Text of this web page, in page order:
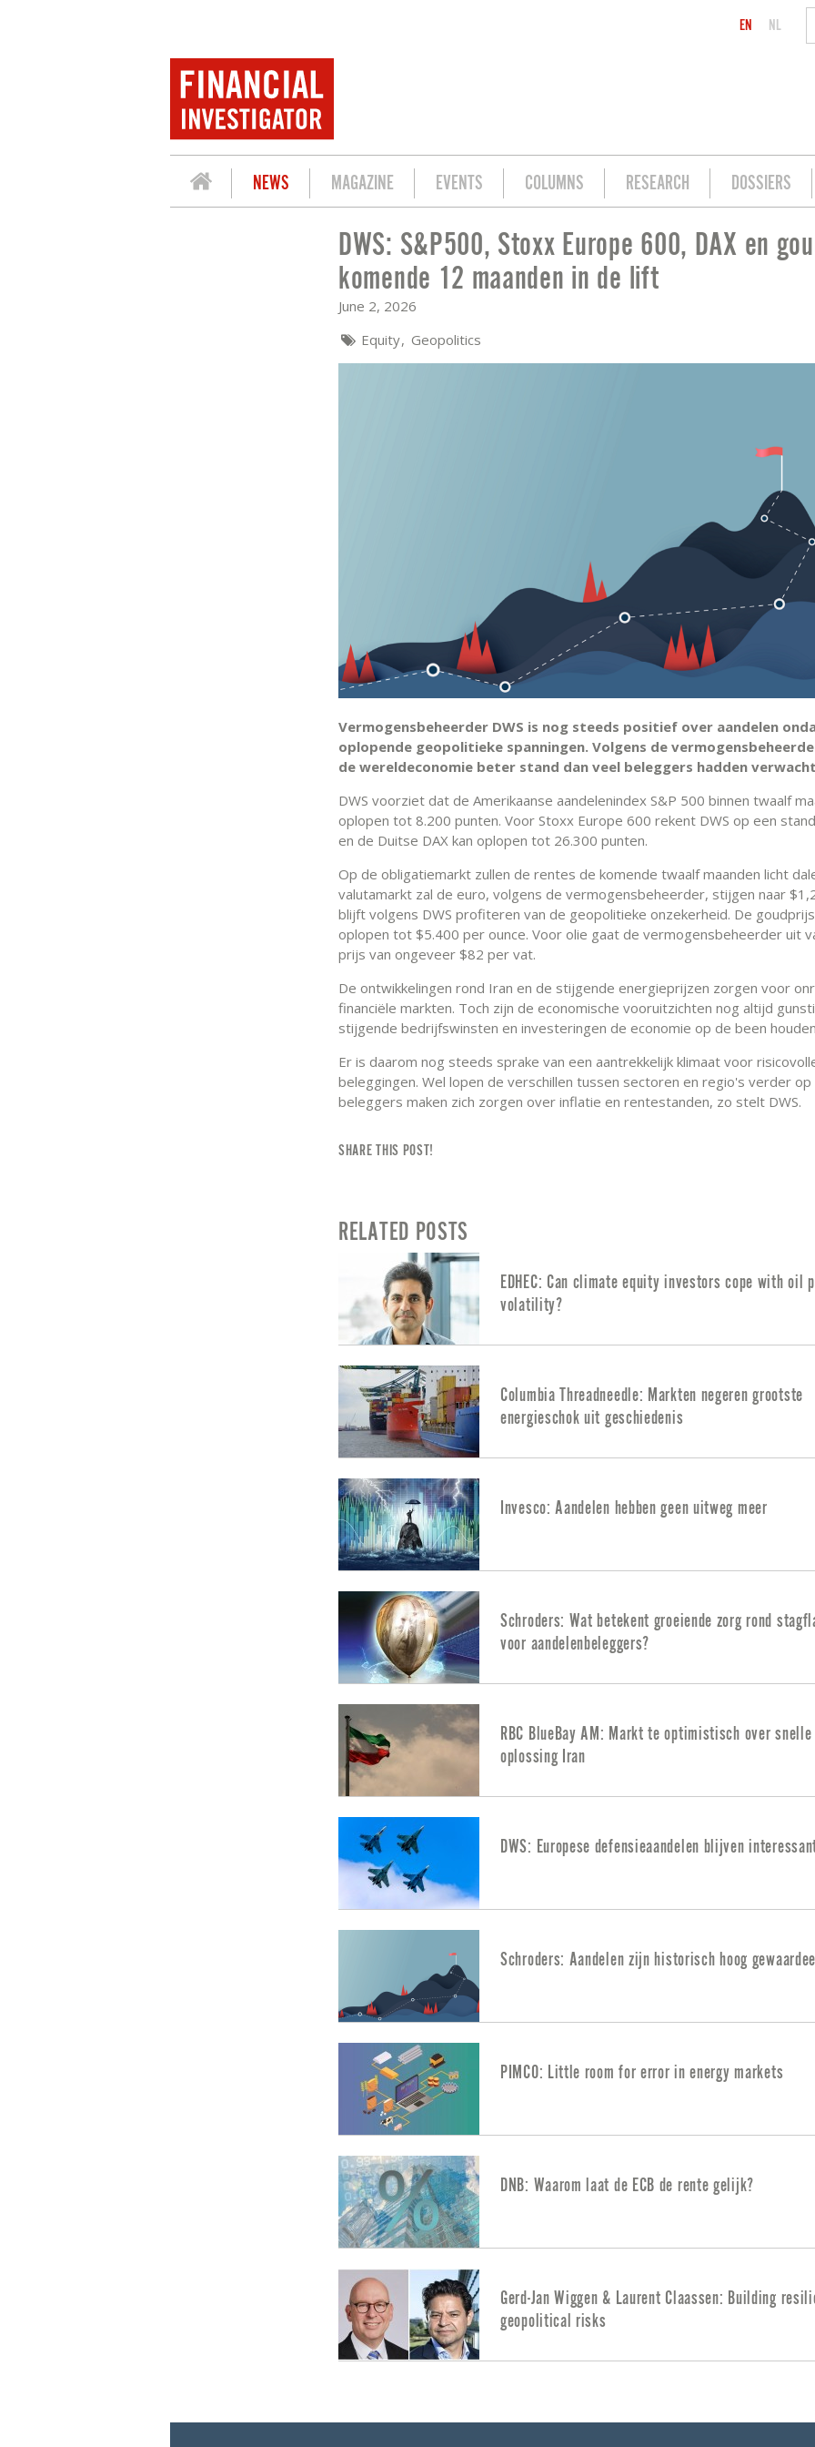
EN NL
NEWS MAGAZINE EVENTS COLUMNS RESEARCH DOSSIERS
DWS: S&P500, STOXX EUROPE 600, DAX EN GOUD KOMENDE 12 MAANDEN IN
DWS: S&P500, Stoxx Europe 600, DAX en
komende 12 maanden in de lift
June 2, 2026
Equity Geopolitics
Vermogensbeheerder DWS is nog steeds positief over aandelen
oplopende geopolitieke spanningen. Volgens de
de wereldeconomie beter stand dan veel beleggers hadden
DWS voorziet dat de Amerikaanse aandelenindex S&P 500 binnen twaalf
oplopen tot 8.200 punten. Voor Stoxx Europe 600 rekent DWS op een
en de Duitse DAX kan oplopen tot 26.300 punten.
Op de obligatiemarkt zullen de rentes de komende twaalf maanden licht
valutamarkt zal de euro, volgens de vermogensbeheerder, stijgen naar
blijft volgens DWS profiteren van de geopolitieke onzekerheid. De
oplopen tot $5.400 per ounce. Voor olie gaat de vermogensbeheerder uit
prijs van ongeveer $82 per vat.
De ontwikkelingen rond Iran en de stijgende energieprijzen zorgen voor
financiële markten. Toch zijn de economische vooruitzichten nog altijd
stijgende bedrijfswinsten en investeringen de economie op de been
Er is daarom nog steeds sprake van een aantrekkelijk klimaat voor
beleggingen. Wel lopen de verschillen tussen sectoren en regio's verder op
beleggers maken zich zorgen over inflatie en rentestanden, zo stelt DWS.
SHARE THIS POST!
RELATED POSTS
EDHEC: Can climate equity investors cope with oil
volatility?
Columbia Threadneedle: Markten negeren grootste
energieschok uit geschiedenis
Invesco: Aandelen hebben geen uitweg meer
Schroders: Wat betekent groeiende zorg rond
voor aandelenbeleggers?
RBC BlueBay AM: Markt te optimistisch over snelle
oplossing Iran
DWS: Europese defensieaandelen blijven
Schroders: Aandelen zijn historisch hoog
PIMCO: Little room for error in energy markets
DNB: Waarom laat de ECB de rente gelijk?
Gerd-Jan Wiggen & Laurent Claassen: Building
geopolitical risks